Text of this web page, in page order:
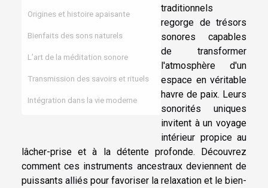
Origines et histoire apaisante
Bienfaits des sons naturels
L’art de la méditation sonore
Transmission des savoirs et rituels
Intégration dans la vie moderne
traditionnels
regorge de trésors
sonores capables
de transformer
l'atmosphère d'un
espace en véritable
havre de paix. Leurs
sonorités uniques
invitent à un voyage
intérieur propice au
lâcher-prise et à la détente profonde. Découvrez
comment ces instruments ancestraux deviennent de
puissants alliés pour favoriser la relaxation et le bien-